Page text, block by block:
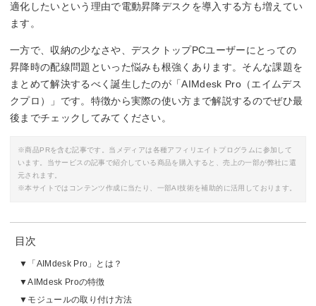
適化したいという理由で電動昇降デスクを導入する方も増えてい
ます。
一方で、収納の少なさや、デスクトップPCユーザーにとっての
昇降時の配線問題といった悩みも根強くあります。そんな課題を
まとめて解決するべく誕生したのが「AIMdesk Pro（エイムデス
クプロ）」です。特徴から実際の使い方まで解説するのでぜひ最
後までチェックしてみてください。
※商品PRを含む記事です。当メディアは各種アフィリエイトプログラムに参加して
います。当サービスの記事で紹介している商品を購入すると、売上の一部が弊社に還
元されます。
※本サイトではコンテンツ作成に当たり、一部AI技術を補助的に活用しております。
目次
「AIMdesk Pro」とは？
AIMdesk Proの特徴
モジュールの取り付け方法